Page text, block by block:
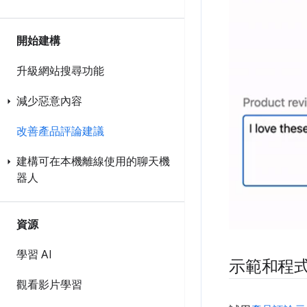
開始建構
升級網站搜尋功能
減少惡意內容
改善產品評論建議
建構可在本機離線使用的聊天機
器人
資源
學習 AI
觀看影片學習
示範和程